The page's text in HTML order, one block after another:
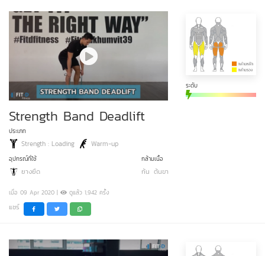
ระดับ
Strength Band Deadlift
ประเภท
Strength : Loading Warm-up
อุปกรณ์ที่ใช้
ยางยืด
กล้ามเนื้อ
ก้น ต้นขา
เมื่อ 09 Apr 2020 | ดูแล้ว 1,942 ครั้ง
แชร์